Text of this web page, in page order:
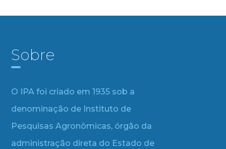
Sobre
O IPA foi criado em 1935 sob a
denominação de Instituto de
Pesquisas Agronômicas, órgão da
administração direta do Estado de